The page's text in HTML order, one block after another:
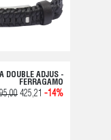
DOUBLE ADJUS -
FERRAGAMO
425,21 -14%